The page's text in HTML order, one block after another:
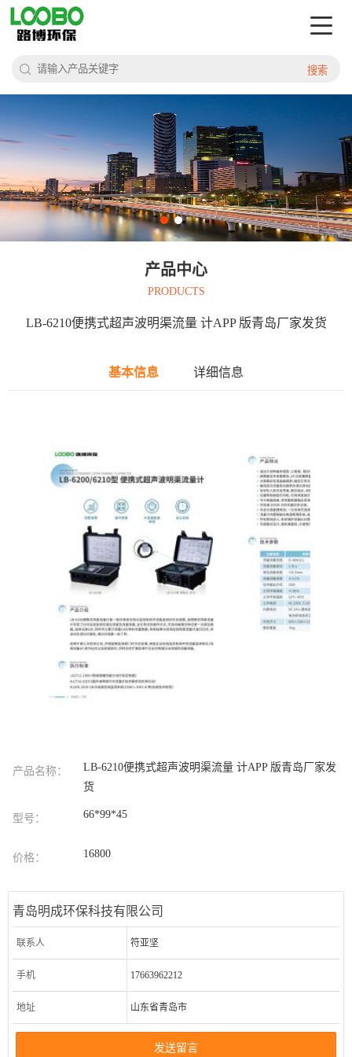
搜索
产品中心
PRODUCTS
LB-6210便携式超声波明渠流量 计APP 版青岛厂家发货
基本信息 详细信息
产品名称：
LB-6210便携式超声波明渠流量 计APP 版青岛厂家发
货
型号： 66*99*45
价格： 16800
青岛明成环保科技有限公司
联系人 符亚坚
手机 17663962212
地址 山东省青岛市
发送留言